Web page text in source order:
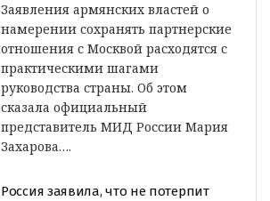
Заявления армянских властей о
намерении сохранять партнерские
отношения с Москвой расходятся с
практическими шагами
руководства страны. Об этом
сказала официальный
представитель МИД России Мария
Захарова….
Россия заявила, что не потерпит